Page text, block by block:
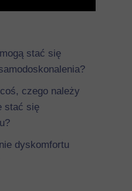
stać się
czego należy
stać się
dyskomfortu